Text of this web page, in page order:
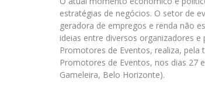
estratégias de negócios. O setor de
geradora de empregos e renda não
ideias entre diversos organizadores
Promotores de Eventos, realiza,
Promotores de Eventos, nos dias 27
Gameleira, Belo Horizonte).